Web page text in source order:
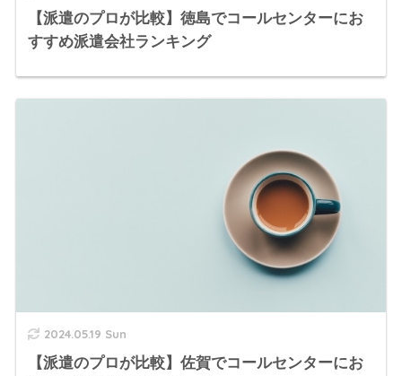
【派遣のプロが比較】徳島でコールセンターにお
すすめ派遣会社ランキング
2024.05.19 Sun
【派遣のプロが比較】佐賀でコールセンターにお